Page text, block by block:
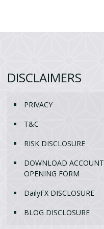
DISCLAIMERS
PRIVACY
T&C
RISK DISCLOSURE
DOWNLOAD ACCOUNT
OPENING FORM
DailyFX DISCLOSURE
BLOG DISCLOSURE